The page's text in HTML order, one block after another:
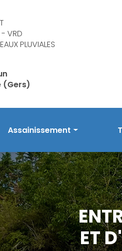
- VRD
PLUVIALES
(Gers)
Assainissement
Prestations en
Phytoépuration Aquatiris
Réalisations
ET